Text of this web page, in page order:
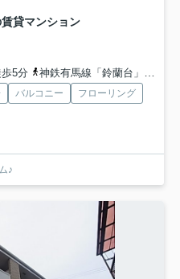
貸マンション
5分
神鉄有馬線「鈴蘭台」駅 徒歩8分
バルコニー
フローリング
♪